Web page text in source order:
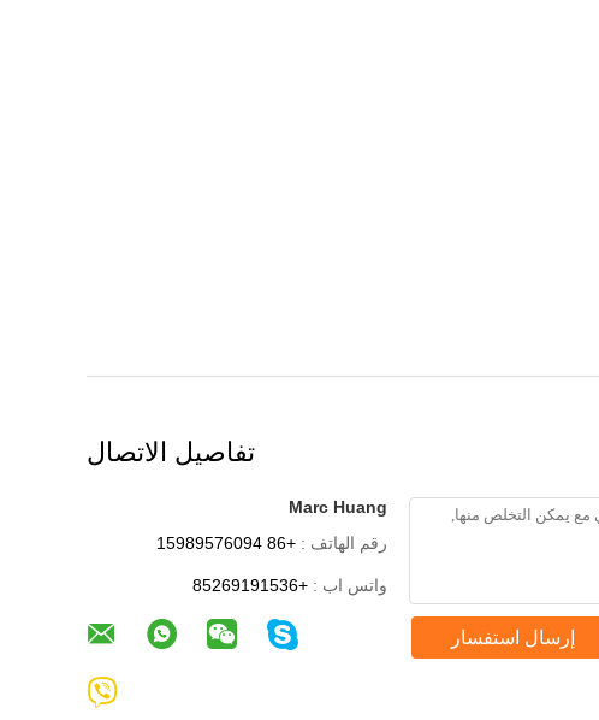
تفاصيل الاتصال
Marc Huang
رقم الهاتف : +86 15989576094
واتس اب : +85269191536
إرسال استفسار